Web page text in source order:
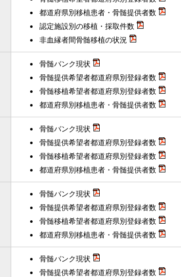
都道府県別移植患者・骨髄提供者数
認定施設別の移植・採取件数
非血縁者間骨髄移植の状況
骨髄バンク現状
骨髄提供希望者都道府県別登録者数
骨髄移植希望者都道府県別登録者数
都道府県別移植患者・骨髄提供者数
骨髄バンク現状
骨髄提供希望者都道府県別登録者数
骨髄移植希望者都道府県別登録者数
都道府県別移植患者・骨髄提供者数
骨髄バンク現状
骨髄提供希望者都道府県別登録者数
骨髄移植希望者都道府県別登録者数
都道府県別移植患者・骨髄提供者数
骨髄バンク現状
骨髄提供希望者都道府県別登録者数